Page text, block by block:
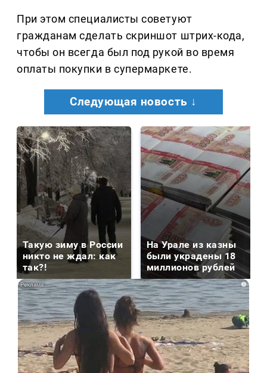
При этом специалисты советуют
гражданам сделать скриншот штрих-кода,
чтобы он всегда был под рукой во время
оплаты покупки в супермаркете.
Следующая новость ↓
Такую зиму в России
никто не ждал: как
так?!
На Урале из казны
были украдены 18
миллионов рублей
i